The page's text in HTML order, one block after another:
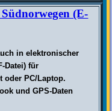
(E-
in elektronischer
Datei) für
oder PC/Laptop.
und GPS-Daten